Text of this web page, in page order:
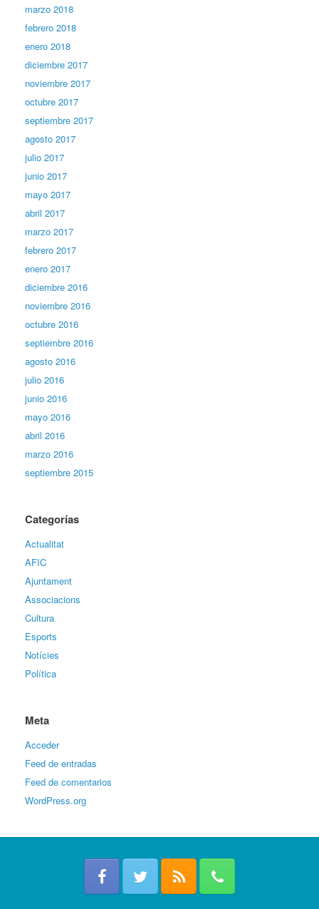
marzo 2018
febrero 2018
enero 2018
diciembre 2017
noviembre 2017
octubre 2017
septiembre 2017
agosto 2017
julio 2017
junio 2017
mayo 2017
abril 2017
marzo 2017
febrero 2017
enero 2017
diciembre 2016
noviembre 2016
octubre 2016
septiembre 2016
agosto 2016
julio 2016
junio 2016
mayo 2016
abril 2016
marzo 2016
septiembre 2015
Categorías
Actualitat
AFIC
Ajuntament
Associacions
Cultura
Esports
Notícies
Política
Meta
Acceder
Feed de entradas
Feed de comentarios
WordPress.org